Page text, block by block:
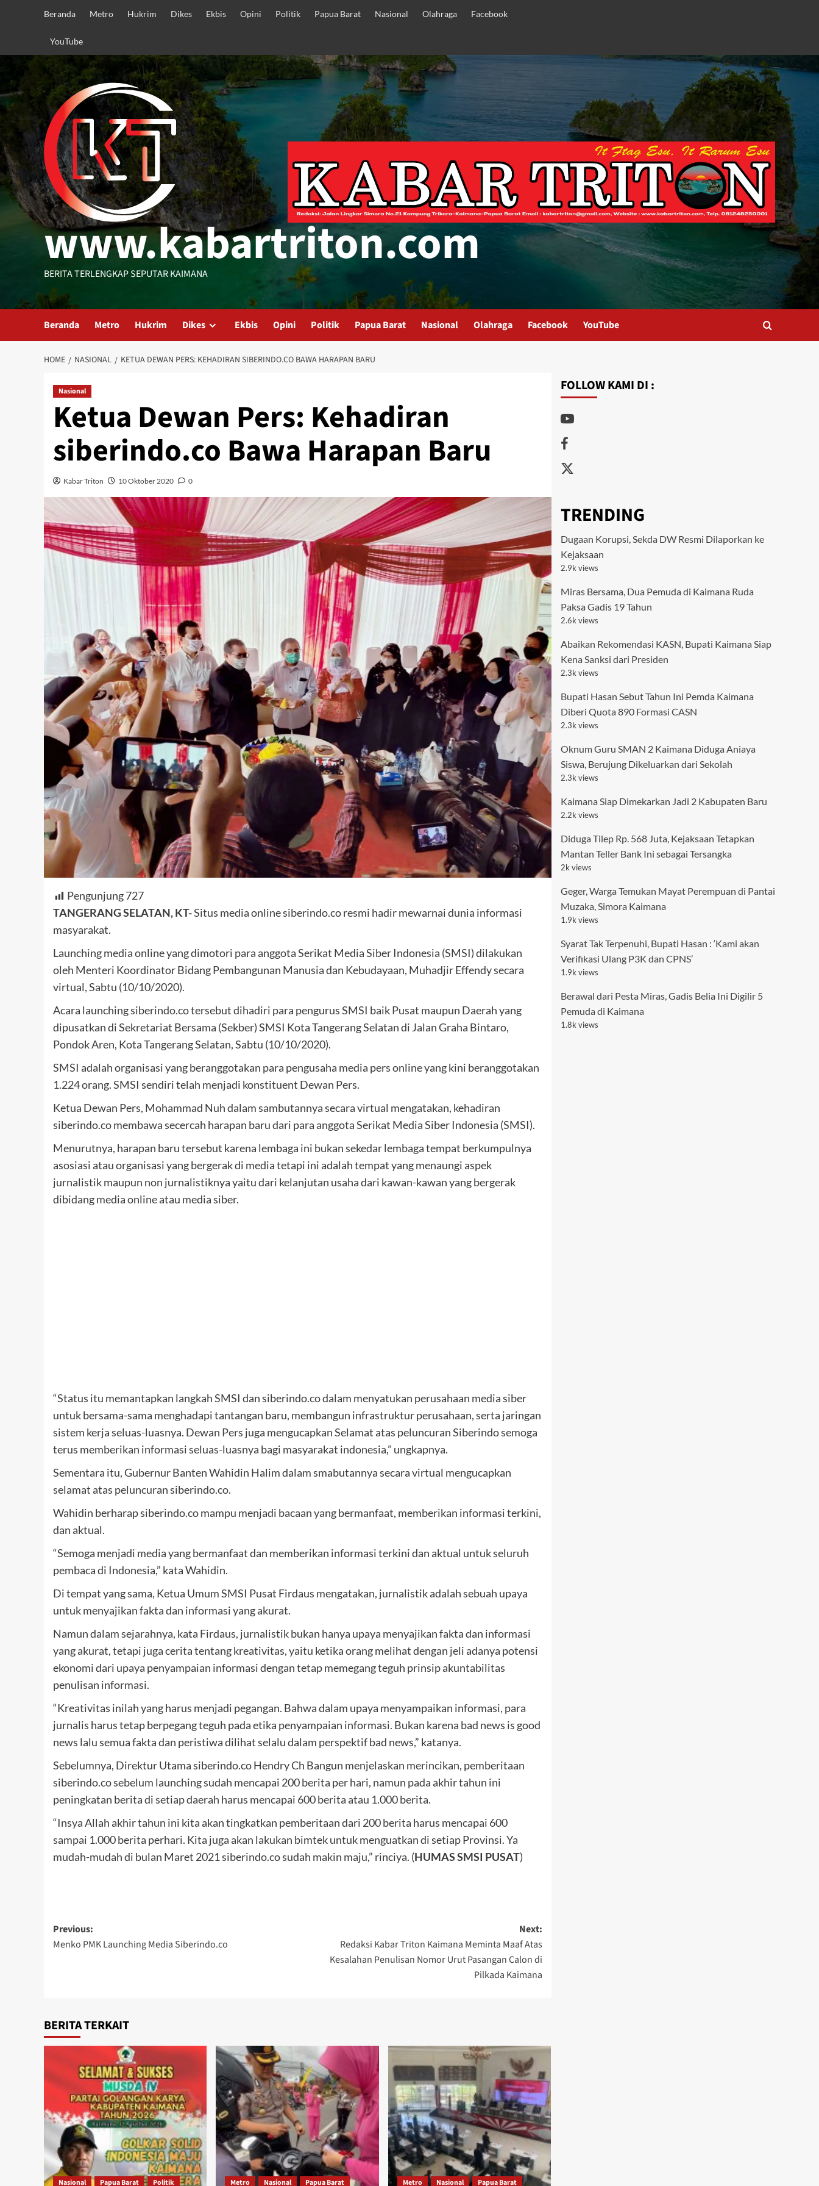
Beranda Metro Hukrim Dikes Ekbis Opini Politik Papua Barat Nasional Olahraga Facebook
YouTube
www.kabartriton.com
BERITA TERLENGKAP SEPUTAR KAIMANA
Beranda Metro Hukrim Dikes Ekbis Opini Politik Papua Barat Nasional Olahraga Facebook YouTube
HOME NASIONAL KETUA DEWAN PERS: KEHADIRAN SIBERINDO.CO BAWA HARAPAN BARU
Nasional
Ketua Dewan Pers: Kehadiran
siberindo.co Bawa Harapan Baru
Kabar Triton 10 Oktober 2020 0
Pengunjung727
TANGERANG SELATAN, KT-Situs media online siberindo.co resmi hadir mewarnai dunia informasi
masyarakat.
Launching media online yang dimotori para anggota Serikat Media Siber Indonesia (SMSI) dilakukan
oleh Menteri Koordinator Bidang Pembangunan Manusia dan Kebudayaan, Muhadjir Effendy secara
virtual, Sabtu (10/10/2020).
Acara launching siberindo.co tersebut dihadiri para pengurus SMSI baik Pusat maupun Daerah yang
dipusatkan di Sekretariat Bersama (Sekber) SMSI Kota Tangerang Selatan di Jalan Graha Bintaro,
Pondok Aren, Kota Tangerang Selatan, Sabtu (10/10/2020).
SMSI adalah organisasi yang beranggotakan para pengusaha media pers online yang kini beranggotakan
1.224 orang. SMSI sendiri telah menjadi konstituent Dewan Pers.
Ketua Dewan Pers, Mohammad Nuh dalam sambutannya secara virtual mengatakan, kehadiran
siberindo.co membawa secercah harapan baru dari para anggota Serikat Media Siber Indonesia (SMSI).
Menurutnya, harapan baru tersebut karena lembaga ini bukan sekedar lembaga tempat berkumpulnya
asosiasi atau organisasi yang bergerak di media tetapi ini adalah tempat yang menaungi aspek
jurnalistik maupun non jurnalistiknya yaitu dari kelanjutan usaha dari kawan-kawan yang bergerak
dibidang media online atau media siber.
“Status itu memantapkan langkah SMSI dan siberindo.co dalam menyatukan perusahaan media siber
untuk bersama-sama menghadapi tantangan baru, membangun infrastruktur perusahaan, serta jaringan
sistem kerja seluas-luasnya. Dewan Pers juga mengucapkan Selamat atas peluncuran Siberindo semoga
terus memberikan informasi seluas-luasnya bagi masyarakat indonesia,” ungkapnya.
Sementara itu, Gubernur Banten Wahidin Halim dalam smabutannya secara virtual mengucapkan
selamat atas peluncuran siberindo.co.
Wahidin berharap siberindo.co mampu menjadi bacaan yang bermanfaat, memberikan informasi terkini,
dan aktual.
“Semoga menjadi media yang bermanfaat dan memberikan informasi terkini dan aktual untuk seluruh
pembaca di Indonesia,” kata Wahidin.
Di tempat yang sama, Ketua Umum SMSI Pusat Firdaus mengatakan, jurnalistik adalah sebuah upaya
untuk menyajikan fakta dan informasi yang akurat.
Namun dalam sejarahnya, kata Firdaus, jurnalistik bukan hanya upaya menyajikan fakta dan informasi
yang akurat, tetapi juga cerita tentang kreativitas, yaitu ketika orang melihat dengan jeli adanya potensi
ekonomi dari upaya penyampaian informasi dengan tetap memegang teguh prinsip akuntabilitas
penulisan informasi.
“Kreativitas inilah yang harus menjadi pegangan. Bahwa dalam upaya menyampaikan informasi, para
jurnalis harus tetap berpegang teguh pada etika penyampaian informasi. Bukan karena bad news is good
news lalu semua fakta dan peristiwa dilihat selalu dalam perspektif bad news,” katanya.
Sebelumnya, Direktur Utama siberindo.co Hendry Ch Bangun menjelaskan merincikan, pemberitaan
siberindo.co sebelum launching sudah mencapai 200 berita per hari, namun pada akhir tahun ini
peningkatan berita di setiap daerah harus mencapai 600 berita atau 1.000 berita.
“Insya Allah akhir tahun ini kita akan tingkatkan pemberitaan dari 200 berita harus mencapai 600
sampai 1.000 berita perhari. Kita juga akan lakukan bimtek untuk menguatkan di setiap Provinsi. Ya
mudah-mudah di bulan Maret 2021 siberindo.co sudah makin maju,” rinciya. (HUMAS SMSI PUSAT)
Post
navigation
Previous:
Menko PMK Launching Media Siberindo.co
Next:
Redaksi Kabar Triton Kaimana Meminta Maaf Atas
Kesalahan Penulisan Nomor Urut Pasangan Calon di
Pilkada Kaimana
BERITA TERKAIT
Nasional Papua Barat Politik Metro Nasional Papua Barat Metro Nasional Papua Barat
FOLLOW KAMI DI :
Youtube
Facebook
Twitter
TRENDING
Dugaan Korupsi, Sekda DW Resmi Dilaporkan ke
Kejaksaan
2.9k views
Miras Bersama, Dua Pemuda di Kaimana Ruda
Paksa Gadis 19 Tahun
2.6k views
Abaikan Rekomendasi KASN, Bupati Kaimana Siap
Kena Sanksi dari Presiden
2.3k views
Bupati Hasan Sebut Tahun Ini Pemda Kaimana
Diberi Quota 890 Formasi CASN
2.3k views
Oknum Guru SMAN 2 Kaimana Diduga Aniaya
Siswa, Berujung Dikeluarkan dari Sekolah
2.3k views
Kaimana Siap Dimekarkan Jadi 2 Kabupaten Baru
2.2k views
Diduga Tilep Rp. 568 Juta, Kejaksaan Tetapkan
Mantan Teller Bank Ini sebagai Tersangka
2k views
Geger, Warga Temukan Mayat Perempuan di Pantai
Muzaka, Simora Kaimana
1.9k views
Syarat Tak Terpenuhi, Bupati Hasan : ‘Kami akan
Verifikasi Ulang P3K dan CPNS’
1.9k views
Berawal dari Pesta Miras, Gadis Belia Ini Digilir 5
Pemuda di Kaimana
1.8k views